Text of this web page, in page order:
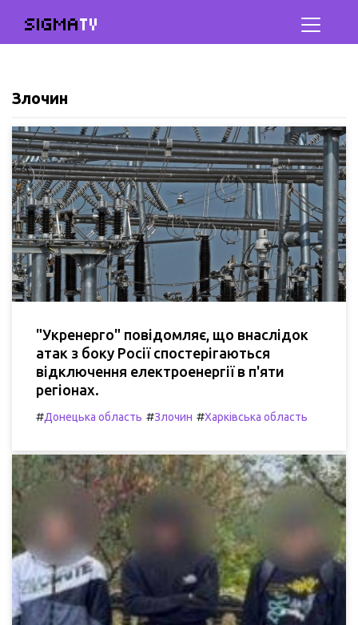
SIGMATV
Злочин
"Укренерго" повідомляє, що внаслідок
атак з боку Росії спостерігаються
відключення електроенергії в п'яти
регіонах.
#Донецька область #Злочин #Харківська область